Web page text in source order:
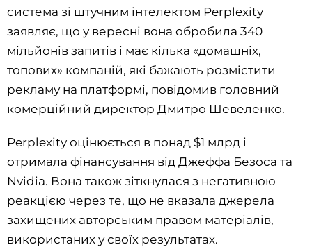
система зі штучним інтелектом Perplexity
заявляє, що у вересні вона обробила 340
мільйонів запитів і має кілька «домашніх,
топових» компаній, які бажають розмістити
рекламу на платформі, повідомив головний
комерційний директор Дмитро Шевеленко.
Perplexity оцінюється в понад $1 млрд і
отримала фінансування від Джеффа Безоса та
Nvidia. Вона також зіткнулася з негативною
реакцією через те, що не вказала джерела
захищених авторським правом матеріалів,
використаних у своїх результатах.